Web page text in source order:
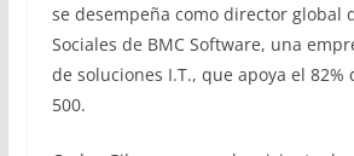
se desempeña como director global
Sociales de BMC Software, una
de soluciones I.T., que apoya el 82%
500.